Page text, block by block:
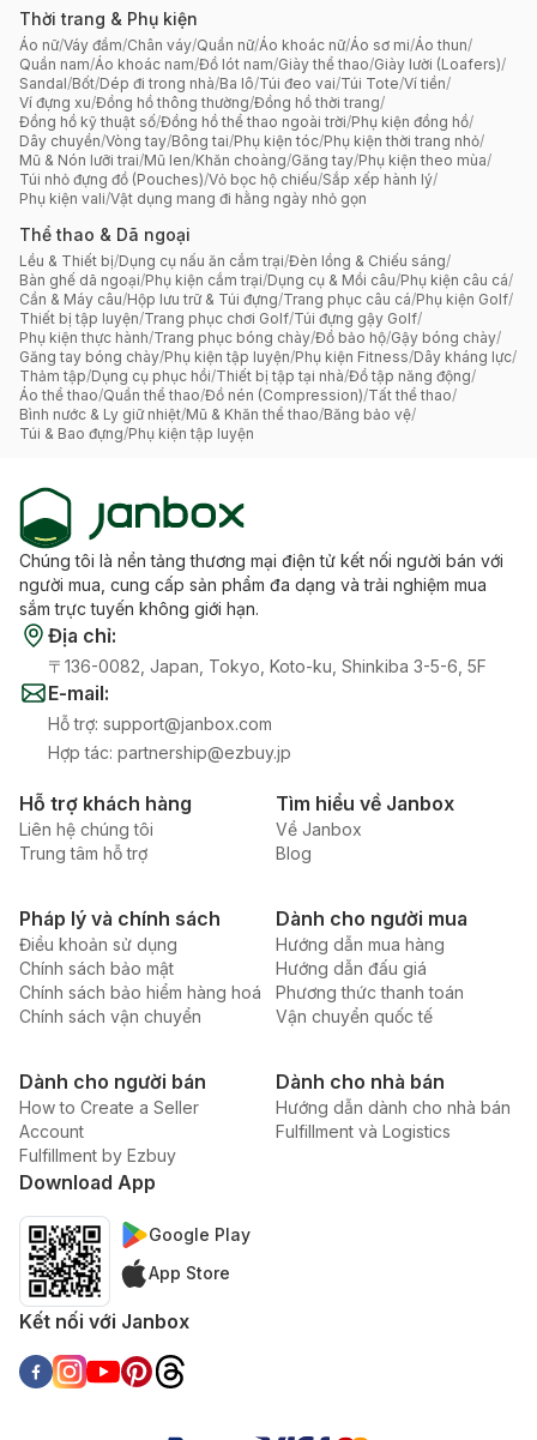
Thời trang & Phụ kiện
Áo nữ/Váy đầm/Chân váy/Quần nữ/Áo khoác nữ/Áo sơ mi/Áo thun/
Quần nam/Áo khoác nam/Đồ lót nam/Giày thể thao/Giày lười (Loafers)/
Sandal/Bốt/Dép đi trong nhà/Ba lô/Túi đeo vai/Túi Tote/Ví tiền/
Ví đựng xu/Đồng hồ thông thường/Đồng hồ thời trang/
Đồng hồ kỹ thuật số/Đồng hồ thể thao ngoài trời/Phụ kiện đồng hồ/
Dây chuyền/Vòng tay/Bông tai/Phụ kiện tóc/Phụ kiện thời trang nhỏ/
Mũ & Nón lưỡi trai/Mũ len/Khăn choàng/Găng tay/Phụ kiện theo mùa/
Túi nhỏ đựng đồ (Pouches)/Vỏ bọc hộ chiếu/Sắp xếp hành lý/
Phụ kiện vali/Vật dụng mang đi hằng ngày nhỏ gọn
Thể thao & Dã ngoại
Lều & Thiết bị/Dụng cụ nấu ăn cắm trại/Đèn lồng & Chiếu sáng/
Bàn ghế dã ngoại/Phụ kiện cắm trại/Dụng cụ & Mồi câu/Phụ kiện câu cá/
Cần & Máy câu/Hộp lưu trữ & Túi đựng/Trang phục câu cá/Phụ kiện Golf/
Thiết bị tập luyện/Trang phục chơi Golf/Túi đựng gậy Golf/
Phụ kiện thực hành/Trang phục bóng chày/Đồ bảo hộ/Gậy bóng chày/
Găng tay bóng chày/Phụ kiện tập luyện/Phụ kiện Fitness/Dây kháng lực/
Thảm tập/Dụng cụ phục hồi/Thiết bị tập tại nhà/Đồ tập năng động/
Áo thể thao/Quần thể thao/Đồ nén (Compression)/Tất thể thao/
Bình nước & Ly giữ nhiệt/Mũ & Khăn thể thao/Băng bảo vệ/
Túi & Bao đựng/Phụ kiện tập luyện
Chúng tôi là nền tảng thương mại điện tử kết nối người bán với
người mua, cung cấp sản phẩm đa dạng và trải nghiệm mua
sắm trực tuyến không giới hạn.
Địa chỉ:
〒136-0082, Japan, Tokyo, Koto-ku, Shinkiba 3-5-6, 5F
E-mail:
Hỗ trợ: support@janbox.com
Hợp tác: partnership@ezbuy.jp
Hỗ trợ khách hàng
Liên hệ chúng tôi
Trung tâm hỗ trợ
Tìm hiểu về Janbox
Về Janbox
Blog
Pháp lý và chính sách
Điều khoản sử dụng
Chính sách bảo mật
Chính sách bảo hiểm hàng hoá
Chính sách vận chuyển
Dành cho người mua
Hướng dẫn mua hàng
Hướng dẫn đấu giá
Phương thức thanh toán
Vận chuyển quốc tế
Dành cho người bán
How to Create a Seller
Account
Fulfillment by Ezbuy
Dành cho nhà bán
Hướng dẫn dành cho nhà bán
Fulfillment và Logistics
Download App
Google Play
App Store
Kết nối với Janbox